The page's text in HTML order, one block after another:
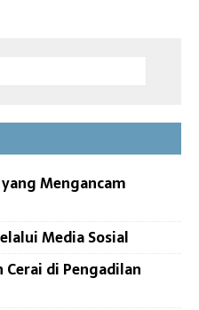
Mengancam
Media Sosial
Cerai di Pengadilan